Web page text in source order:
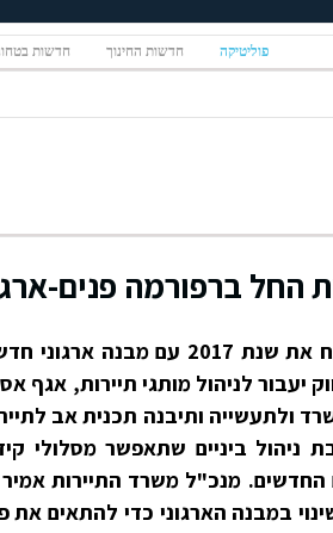
פוליטיקה חדשות החינוך חדשות
החל ברפורמה פנים-
משרד התיירות פותח את שנת
יעבור לניהול מותגי תיירות, אגף
ולתעשייה ותיבנה תכנית אב
ניהול ביניים שתאפשר מסלולי
החדשים. מנכ"ל משרד התיירות
במבנה הארגוני כדי להתאים